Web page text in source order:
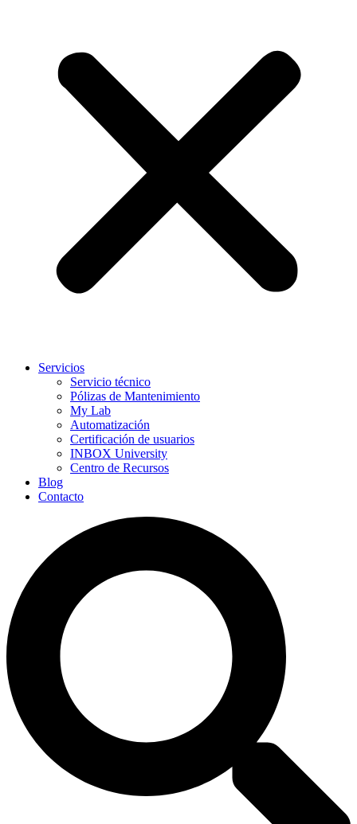
Servicios
Servicio técnico
Pólizas de Mantenimiento
My Lab
Automatización
Certificación de usuarios
INBOX University
Centro de Recursos
Blog
Contacto